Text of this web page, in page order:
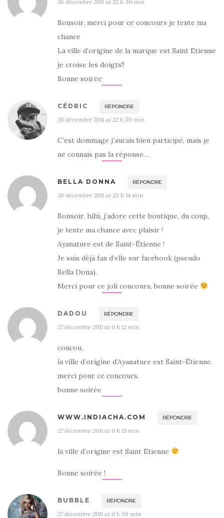
26 décembre 2011 at 22 h 30 min
Bonsoir, merci pour ce concours je tente ma
chance
La ville d’origine de la marque est Saint Etienne
je croise les doigts!!
Bonne soirée
CÉDRIC RÉPONDRE
26 décembre 2011 at 22 h 39 min
C’est dommage j’aurais bien participé, mais je
ne connais pas la réponse…
BELLA DONNA RÉPONDRE
26 décembre 2011 at 23 h 14 min
Bonsoir, hihi, j’adore cette boutique, du coup,
je tente ma chance avec plaisir !
Ayanature est de Saint-Étienne !
Je suis déjà fan d’elle sur facebook (pseudo
Bella Dona).
Merci pour ce joli concours, bonne soirée
DADOU RÉPONDRE
27 décembre 2011 at 0 h 12 min
coucou,
la ville d’origine d’Ayanature est Saint-Étienne.
merci pour ce concours.
bonne soirée
WWW.INDIACHA.COM RÉPONDRE
27 décembre 2011 at 0 h 15 min
la ville d’origine est Saint Etienne
Bonne soirée !
BUBBLE RÉPONDRE
27 décembre 2011 at 0 h 39 min